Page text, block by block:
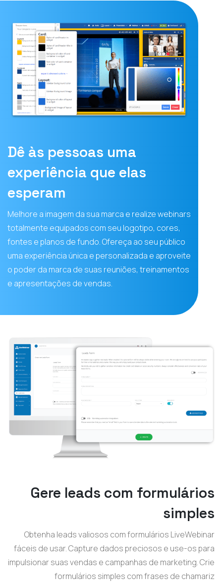
Dê às pessoas uma
experiência que elas
esperam
Melhore a imagem da sua marca e realize webinars
totalmente equipados com seu logotipo, cores,
fontes e planos de fundo. Ofereça ao seu público
uma experiência única e personalizada e aproveite
o poder da marca de suas reuniões, treinamentos
e apresentações de vendas.
Gere leads com formulários
simples
Obtenha leads valiosos com formulários LiveWebinar
fáceis de usar. Capture dados preciosos e use-os para
impulsionar suas vendas e campanhas de marketing. Crie
formulários simples com frases de chamariz